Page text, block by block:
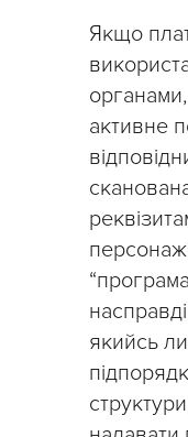
Якщо
активне
якийсь